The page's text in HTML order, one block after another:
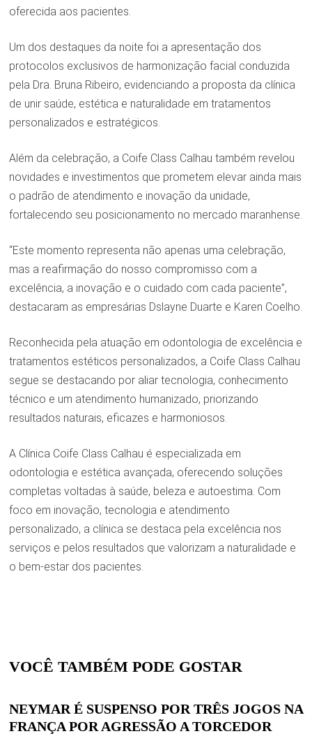
oferecida aos pacientes.
Um dos destaques da noite foi a apresentação dos
protocolos exclusivos de harmonização facial conduzida
pela Dra. Bruna Ribeiro, evidenciando a proposta da clínica
de unir saúde, estética e naturalidade em tratamentos
personalizados e estratégicos.
Além da celebração, a Coife Class Calhau também revelou
novidades e investimentos que prometem elevar ainda mais
o padrão de atendimento e inovação da unidade,
fortalecendo seu posicionamento no mercado maranhense.
“Este momento representa não apenas uma celebração,
mas a reafirmação do nosso compromisso com a
excelência, a inovação e o cuidado com cada paciente”,
destacaram as empresárias Dslayne Duarte e Karen Coelho.
Reconhecida pela atuação em odontologia de excelência e
tratamentos estéticos personalizados, a Coife Class Calhau
segue se destacando por aliar tecnologia, conhecimento
técnico e um atendimento humanizado, priorizando
resultados naturais, eficazes e harmoniosos.
A Clínica Coife Class Calhau é especializada em
odontologia e estética avançada, oferecendo soluções
completas voltadas à saúde, beleza e autoestima. Com
foco em inovação, tecnologia e atendimento
personalizado, a clínica se destaca pela excelência nos
serviços e pelos resultados que valorizam a naturalidade e
o bem-estar dos pacientes.
VOCÊ TAMBÉM PODE GOSTAR
NEYMAR É SUSPENSO POR TRÊS JOGOS NA
FRANÇA POR AGRESSÃO A TORCEDOR